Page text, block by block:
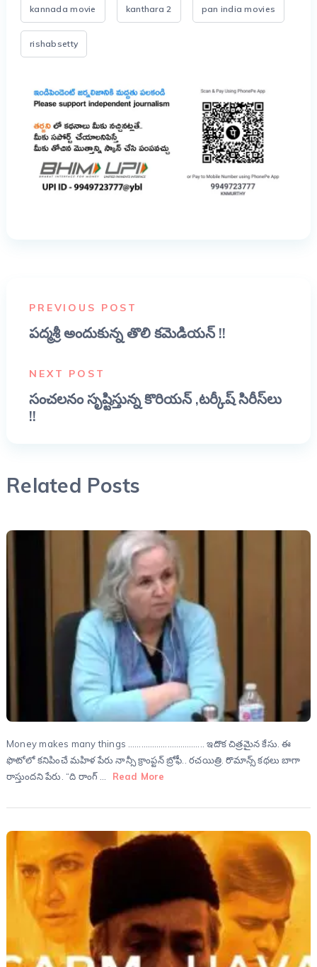
kannada movie kanthara 2 pan india movies
rishabsetty
PREVIOUS POST
పద్మశ్రీ అందుకున్న తొలి కమెడియన్ !!
NEXT POST
సంచలనం సృష్టిస్తున్న కొరియన్ ,టర్కీష్ సిరీస్‌లు
!!
Related Posts
Money makes many things …………………………….. ఇదొక చిత్రమైన కేసు. ఈ
ఫొటోలో కనిపించే మహిళ పేరు నాన్సీ క్రాంప్టన్ బ్రోఫీ.. రచయిత్రి. రొమాన్స్ కథలు బాగా
రాస్తుందని పేరు. “ది రాంగ్ …
Read More